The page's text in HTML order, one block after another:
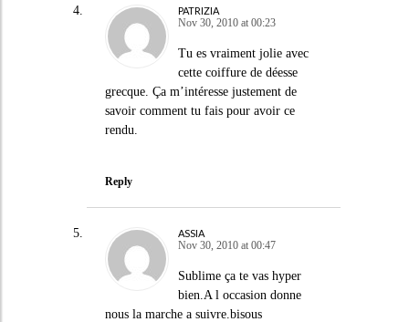
PATRIZIA
Nov 30, 2010 at 00:23
Tu es vraiment jolie avec
cette coiffure de déesse
grecque. Ça m’intéresse justement de
savoir comment tu fais pour avoir ce
rendu.
Reply
ASSIA
Nov 30, 2010 at 00:47
Sublime ça te vas hyper
bien.A l occasion donne
nous la marche a suivre.bisous